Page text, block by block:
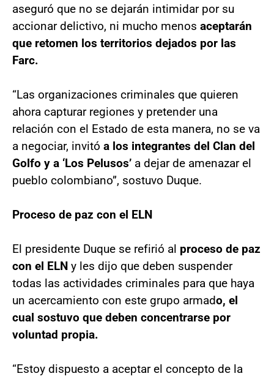
aseguró que no se dejarán intimidar por su
accionar delictivo, ni mucho menos aceptarán
que retomen los territorios dejados por las
Farc.
“Las organizaciones criminales que quieren
ahora capturar regiones y pretender una
relación con el Estado de esta manera, no se va
a negociar, invitó a los integrantes del Clan del
Golfo y a ‘Los Pelusos’ a dejar de amenazar el
pueblo colombiano”, sostuvo Duque.
Proceso de paz con el ELN
El presidente Duque se refirió al proceso de paz
con el ELN y les dijo que deben suspender
todas las actividades criminales para que haya
un acercamiento con este grupo armado, el
cual sostuvo que deben concentrarse por
voluntad propia.
“Estoy dispuesto a aceptar el concepto de la